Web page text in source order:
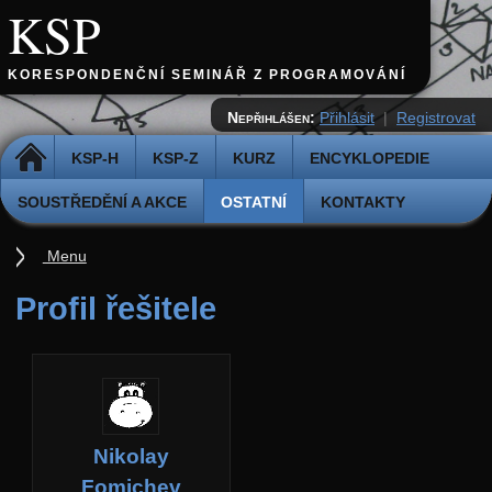
KSP
KORESPONDENČNÍ SEMINÁŘ Z PROGRAMOVÁNÍ
DOMŮ KSP-H KSP-Z KURZ ENCYKLOPEDIE
SOUSTŘEDĚNÍ A AKCE OSTATNÍ KONTAKTY
Nepřihlášen: Přihlásit | Registrovat
Profil řešitele
Nikolay
Menu